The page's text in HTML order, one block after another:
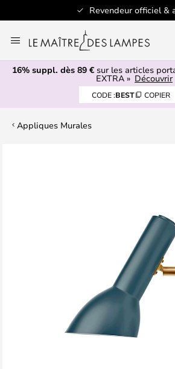
Revendeur officiel &
au
contenu
16% suppl. dès 89 € sur les articles
EXTRA » Découvrir
CODE :BEST COPIER
Appliques Murales